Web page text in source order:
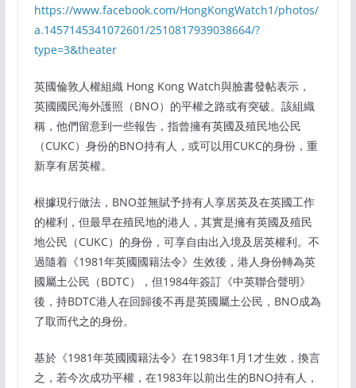
https://www.facebook.com/HongKongWatch1/photos/
a.1457145341072601/2510817939038664/?
type=3&theater
英國倫敦人權組織 Hong Kong Watch與臉書發帖表示，
英國國民海外護照（BNO）的平權之路或有突破。該組織
稱，他們留意到一些報告，指曾擁有英國及殖民地公民
（CUKC）身份的BNO持有人，或可以用CUKC的身份，重
新享有居英權。
根據現行做法，BNO並無賦予持有人享居英及在英國工作
的權利，但最早在殖民地的港人，其實是擁有英國及殖民
地公民（CUKC）的身份，可享自由出入境及居英權利。不
過隨着《1981年英國國籍法令》生效後，港人身份轉為英
國屬土公民（BDTC），但1984年簽訂《中英聯合聲明》
後，持BDTC港人在回歸後不再是英國屬土公民，BNO成為
了取而代之的身份。
基於《1981年英國國籍法令》在1983年1月1才生效，換言
之，若今次成功平權，在1983年以前出生的BNO持有人，